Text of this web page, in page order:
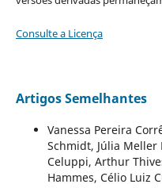
Consulte a Licença
Artigos Semelhantes
Vanessa Pereira
Schmidt, Júlia Meller
Celuppi, Arthur
Hammes, Célio Luiz